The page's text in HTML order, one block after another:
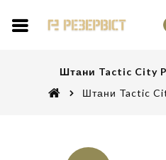
Штани Tactic City
Штани Tactic